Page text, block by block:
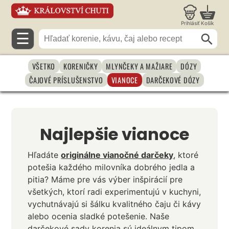
Prihlásiť Košík
☰
VŠETKO KORENIČKY MLYNČEKY A MAŽIARE
DÓZY
ČAJOVÉ PRÍSLUŠENSTVO
VIANOCE DARČEKOVÉ DÓZY
Najlepšie vianoce
Hľadáteoriginálne vianočné darčeky, ktoré
potešia každého milovníka dobrého jedla a
pitia? Máme pre vás výber inšpirácií pre
všetkých, ktorí radi experimentujú v kuchyni,
vychutnávajú si šálku kvalitného čaju či kávy
alebo ocenia sladké potešenie. Naše